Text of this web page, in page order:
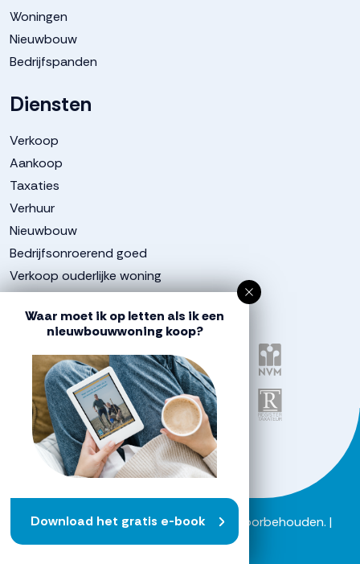
Woningen
Nieuwbouw
Bedrijfspanden
Diensten
Verkoop
Aankoop
Taxaties
Verhuur
Nieuwbouw
Bedrijfsonroerend goed
Verkoop ouderlijke woning
Aangesloten bij
Waar moet ik op letten als ik een
nieuwbouwwoning koop?
Download het gratis e-book
Powered byGoes & Roos .Alle rechten voorbehouden. |
Privacyverklaring|Sitemap